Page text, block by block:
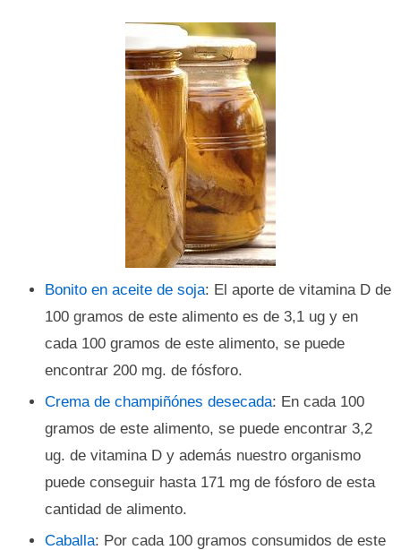
Bonito en aceite de soja: El aporte de vitamina D de
100 gramos de este alimento es de 3,1 ug y en
cada 100 gramos de este alimento, se puede
encontrar 200 mg. de fósforo.
Crema de champiñónes desecada: En cada 100
gramos de este alimento, se puede encontrar 3,2
ug. de vitamina D y además nuestro organismo
puede conseguir hasta 171 mg de fósforo de esta
cantidad de alimento.
Caballa: Por cada 100 gramos consumidos de este